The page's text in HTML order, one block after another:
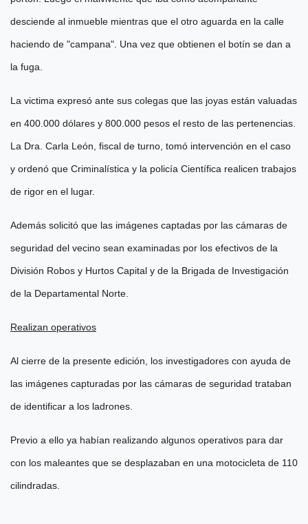
desciende al inmueble mientras que el otro aguarda en la calle
haciendo de "campana". Una vez que obtienen el botín se dan a
la fuga.
La victima expresó ante sus colegas que las joyas están valuadas
en 400.000 dólares y 800.000 pesos el resto de las pertenencias.
La Dra. Carla León, fiscal de turno, tomó intervención en el caso
y ordenó que Criminalística y la policía Científica realicen trabajos
de rigor en el lugar.
Además solicitó que las imágenes captadas por las cámaras de
seguridad del vecino sean examinadas por los efectivos de la
División Robos y Hurtos Capital y de la Brigada de Investigación
de la Departamental Norte.
Realizan operativos
Al cierre de la presente edición, los investigadores con ayuda de
las imágenes capturadas por las cámaras de seguridad trataban
de identificar a los ladrones.
Previo a ello ya habían realizando algunos operativos para dar
con los maleantes que se desplazaban en una motocicleta de 110
cilindradas.